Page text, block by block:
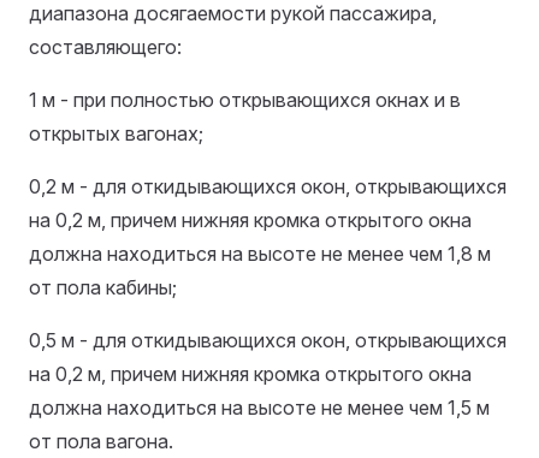
диапазона досягаемости рукой пассажира,
составляющего:
1 м - при полностью открывающихся окнах и в
открытых вагонах;
0,2 м - для откидывающихся окон, открывающихся
на 0,2 м, причем нижняя кромка открытого окна
должна находиться на высоте не менее чем 1,8 м
от пола кабины;
0,5 м - для откидывающихся окон, открывающихся
на 0,2 м, причем нижняя кромка открытого окна
должна находиться на высоте не менее чем 1,5 м
от пола вагона.